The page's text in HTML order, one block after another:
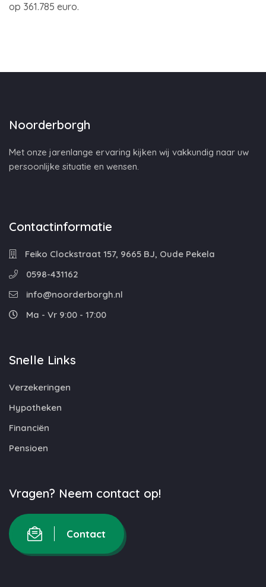
op 361.785 euro.
Noorderborgh
Met onze jarenlange ervaring kijken wij vakkundig naar uw
persoonlijke situatie en wensen.
Contactinformatie
Feiko Clockstraat 157, 9665 BJ, Oude Pekela
0598-431162
info@noorderborgh.nl
Ma - Vr 9:00 - 17:00
Snelle Links
Verzekeringen
Hypotheken
Financiën
Pensioen
Vragen? Neem contact op!
Contact